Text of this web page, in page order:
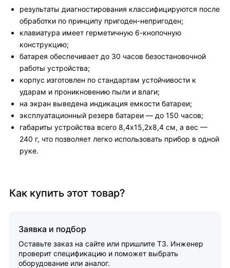
результаты диагностирования классифицируются после
обработки по принципу пригоден-непригоден;
клавиатура имеет герметичную 6-кнопочную
конструкцию;
батарея обеспечивает до 30 часов безостановочной
работы устройства;
корпус изготовлен по стандартам устойчивости к
ударам и проникновению пыли и влаги;
на экран выведена индикация емкости батареи;
эксплуатационный резерв батареи — до 150 часов;
габариты устройства всего 8,4х15,2х8,4 см, а вес —
240 г, что позволяет легко использовать прибор в одной
руке.
Как купить этот товар?
Заявка и подбор
Оставьте заказ на сайте или пришлите ТЗ. Инженер
проверит спецификацию и поможет выбрать
оборудование или аналог.